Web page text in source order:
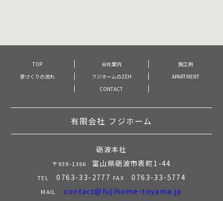
TOP 会社案内
施工例
家づくりの流れ
フジホームのZEH
APARTMENT
CONTACT
有限会社 フジホーム
砺波本社
〒939-1366 富山県砺波市表町1-44
TEL 0763-33-2777 FAX 0763-33-5774
MAIL contact@fujihome-toyama.jp